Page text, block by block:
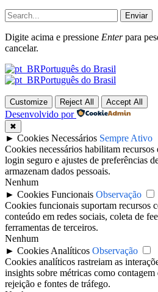
Enviar
Digite acima e pressione Enterpara
cancelar.
Português do Brasil
Português do Brasil
Customize Reject All Accept All
Desenvolvido por
✖
► Cookies Necessários Sempre Ativo
Cookies necessários habilitam recursos
login seguro e ajustes de preferências
armazenam dados pessoais.
Nenhum
► Cookies Funcionais Observação
Cookies funcionais suportam recursos
conteúdo em redes sociais, coleta de
ferramentas de terceiros.
Nenhum
► Cookies Analíticos Observação
Cookies analíticos rastreiam as
insights sobre métricas como
rejeição e fontes de tráfego.